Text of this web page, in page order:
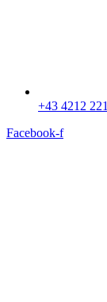
+43 4212
Facebook-f